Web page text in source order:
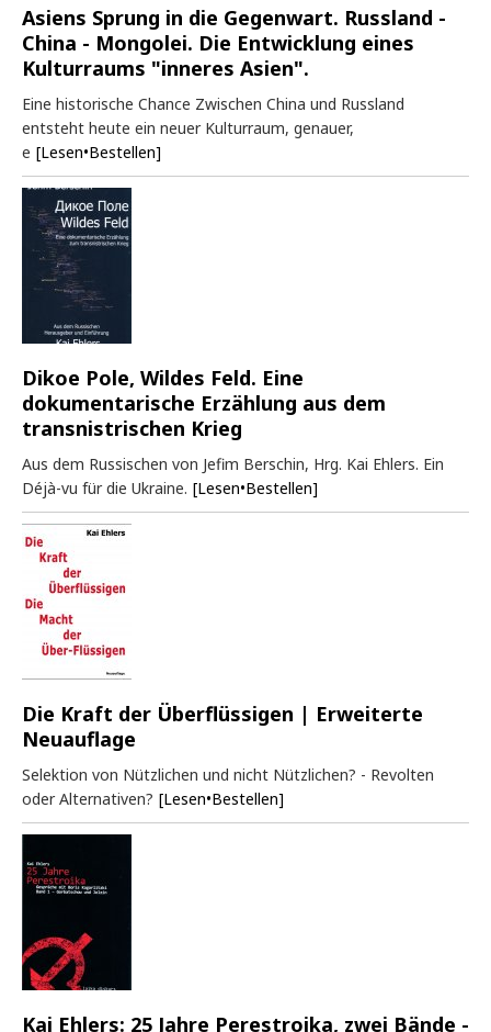
Asiens Sprung in die Gegenwart. Russland -
China - Mongolei. Die Entwicklung eines
Kulturraums "inneres Asien".
Eine historische Chance Zwischen China und Russland
entsteht heute ein neuer Kulturraum, genauer,
e [Lesen•Bestellen]
Dikoe Pole, Wildes Feld. Eine
dokumentarische Erzählung aus dem
transnistrischen Krieg
Aus dem Russischen von Jefim Berschin, Hrg. Kai Ehlers. Ein
Déjà-vu für die Ukraine. [Lesen•Bestellen]
Die Kraft der Überflüssigen | Erweiterte
Neuauflage
Selektion von Nützlichen und nicht Nützlichen? - Revolten
oder Alternativen? [Lesen•Bestellen]
Kai Ehlers: 25 Jahre Perestroika, zwei Bände -